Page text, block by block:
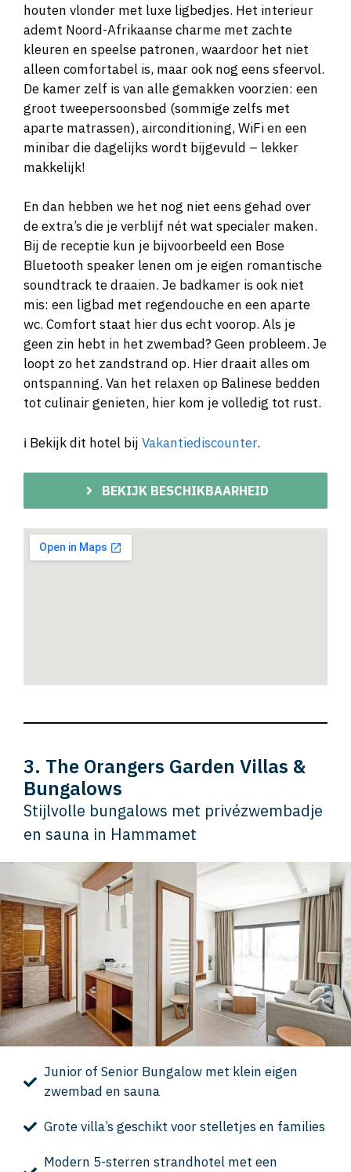
houten vlonder met luxe ligbedjes. Het interieur
ademt Noord-Afrikaanse charme met zachte
kleuren en speelse patronen, waardoor het niet
alleen comfortabel is, maar ook nog eens sfeervol.
De kamer zelf is van alle gemakken voorzien: een
groot tweepersoonsbed (sommige zelfs met
aparte matrassen), airconditioning, WiFi en een
minibar die dagelijks wordt bijgevuld – lekker
makkelijk!
En dan hebben we het nog niet eens gehad over
de extra’s die je verblijf nét wat specialer maken.
Bij de receptie kun je bijvoorbeeld een Bose
Bluetooth speaker lenen om je eigen romantische
soundtrack te draaien. Je badkamer is ook niet
mis: een ligbad met regendouche en een aparte
wc. Comfort staat hier dus echt voorop. Als je
geen zin hebt in het zwembad? Geen probleem. Je
loopt zo het zandstrand op. Hier draait alles om
ontspanning. Van het relaxen op Balinese bedden
tot culinair genieten, hier kom je volledig tot rust.
ℹ️ Bekijk dit hotel bij Vakantiediscounter.
BEKIJK BESCHIKBAARHEID
3. The Orangers Garden Villas &
Bungalows
Stijlvolle bungalows met privézwembadje
en sauna in Hammamet
Junior of Senior Bungalow met klein eigen
zwembad en sauna
Grote villa’s geschikt voor stelletjes en families
Modern 5-sterren strandhotel met een